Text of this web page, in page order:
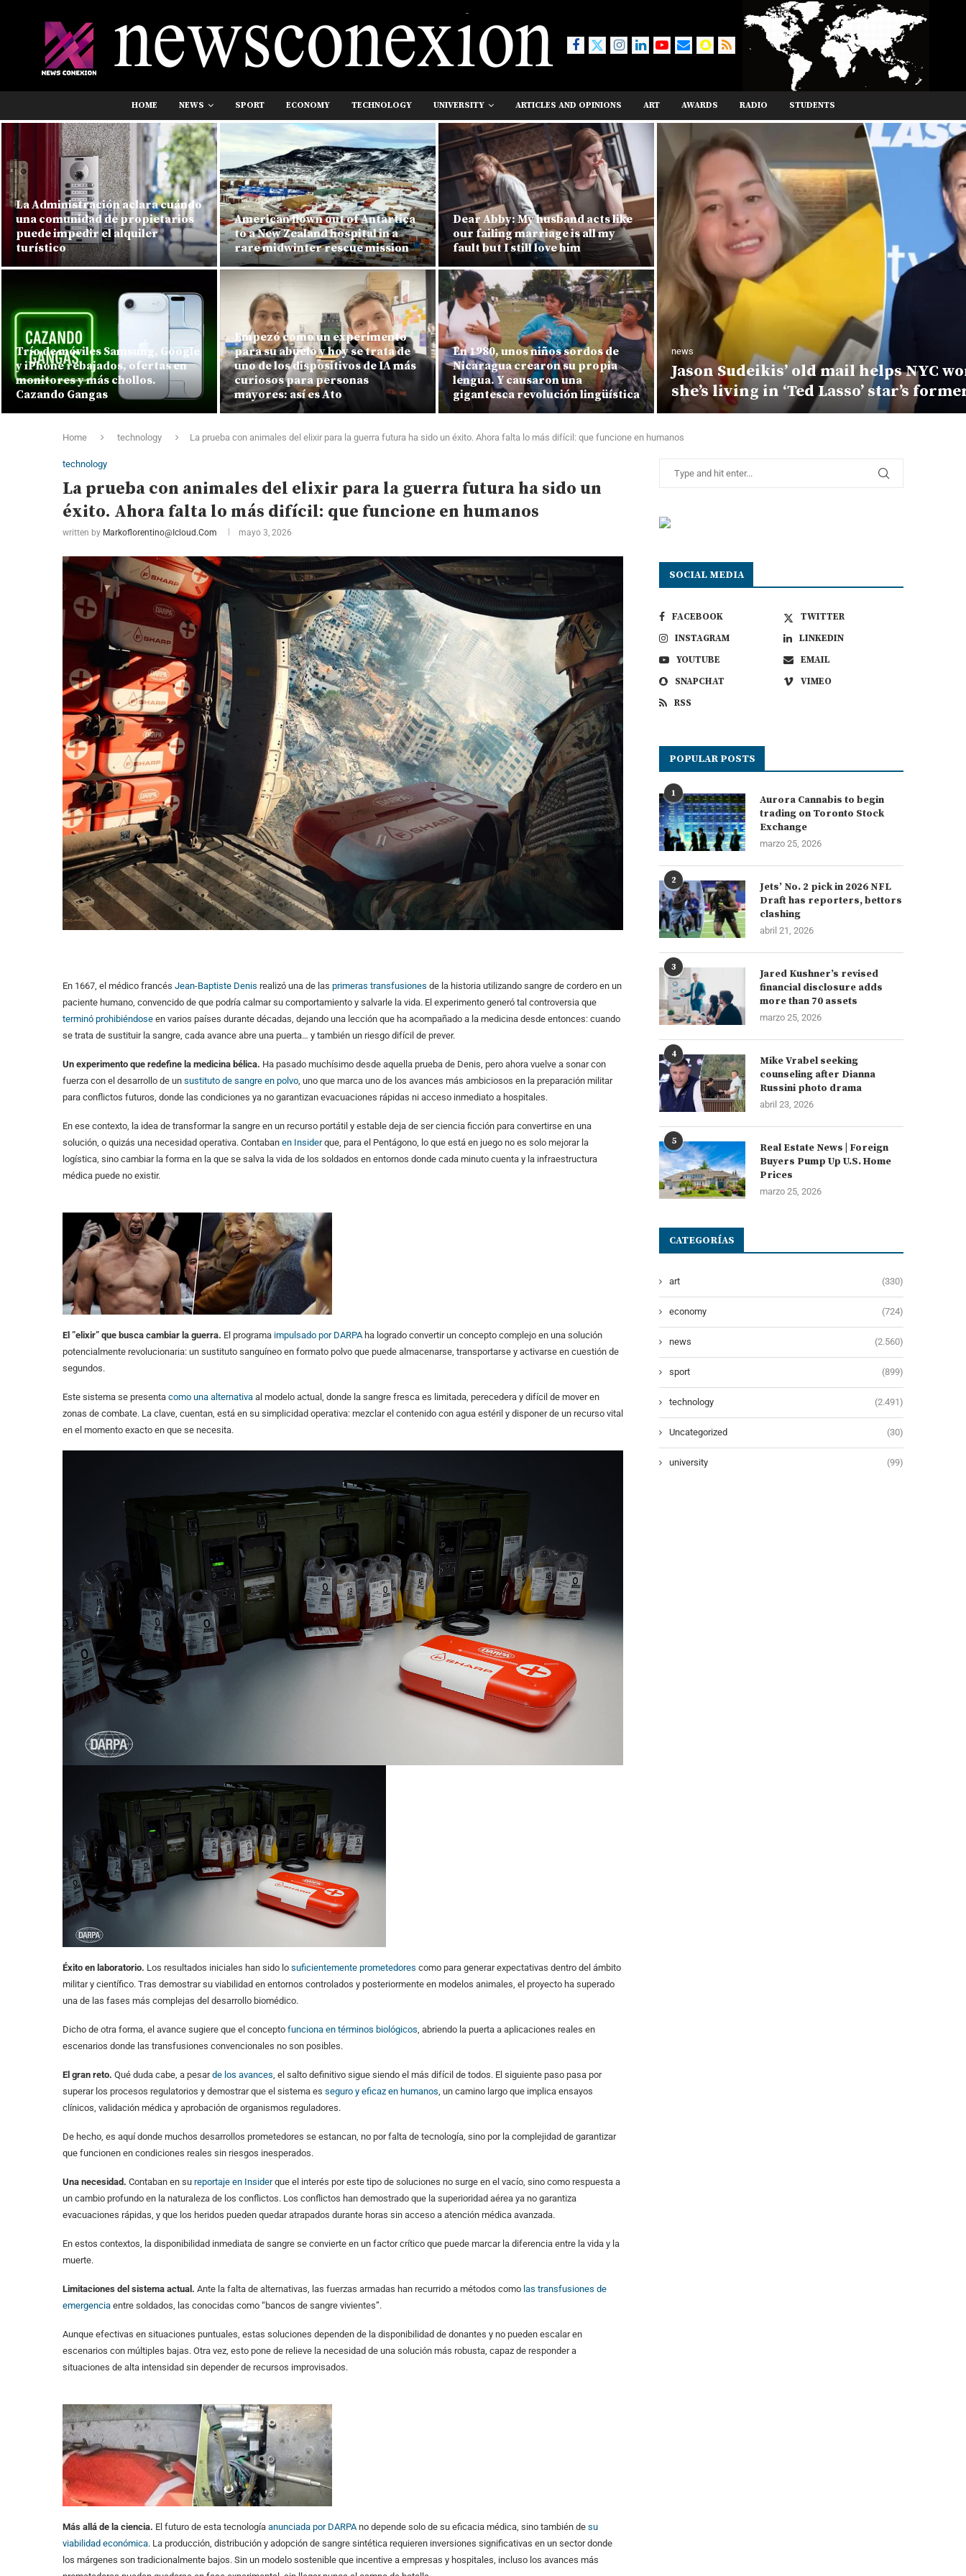
HOME NEWS SPORT ECONOMY TECHNOLOGY UNIVERSITY ARTICLES AND OPINIONS ART AWARDS RADIO STUDENTS
La Administración aclara cuándo
una comunidad de propietarios
puede impedir el alquiler
turístico
Trío de móviles Samsung, Google
y iPhone rebajados, ofertas en
monitores y más chollos.
Cazando Gangas
American flown out of Antartica
to a New Zealand hospital in a
rare midwinter rescue mission
Empezó como un experimento
para su abuelo y hoy se trata de
uno de los dispositivos de IA más
curiosos para personas
mayores: así es Ato
Dear Abby: My husband acts like
our failing marriage is all my
fault but I still love him
En 1980, unos niños sordos de
Nicaragua crearon su propia
lengua. Y causaron una
gigantesca revolución lingüística
news
Jason Sudeikis’ old mail helps NYC
she’s living in ‘Ted Lasso’ star’s
Home technology La prueba con animales del elixir para la guerra futura ha sido un éxito. Ahora falta lo más difícil: que funcione en humanos
technology
La prueba con animales del elixir para la guerra futura ha sido un
éxito. Ahora falta lo más difícil: que funcione en humanos
written by Markoflorentino@icloud.com mayo 3, 2026
En 1667, el médico francés Jean-Baptiste Denis realizó una de las primeras transfusiones de la historia utilizando sangre de cordero en un
paciente humano, convencido de que podría calmar su comportamiento y salvarle la vida. El experimento generó tal controversia que
terminó prohibiéndose en varios países durante décadas, dejando una lección que ha acompañado a la medicina desde entonces: cuando
se trata de sustituir la sangre, cada avance abre una puerta… y también un riesgo difícil de prever.
Un experimento que redefine la medicina bélica. Ha pasado muchísimo desde aquella prueba de Denis, pero ahora vuelve a sonar con
fuerza con el desarrollo de un sustituto de sangre en polvo , uno que marca uno de los avances más ambiciosos en la preparación militar
para conflictos futuros, donde las condiciones ya no garantizan evacuaciones rápidas ni acceso inmediato a hospitales.
En ese contexto, la idea de transformar la sangre en un recurso portátil y estable deja de ser ciencia ficción para convertirse en una
solución, o quizás una necesidad operativa. Contaban en Insiderque, para el Pentágono, lo que está en juego no es solo mejorar la
logística, sino cambiar la forma en la que se salva la vida de los soldados en entornos donde cada minuto cuenta y la infraestructura
médica puede no existir.
El ”elixir” que busca cambiar la guerra. El programa impulsado por DARPA ha logrado convertir un concepto complejo en una solución
potencialmente revolucionaria: un sustituto sanguíneo en formato polvo que puede almacenarse, transportarse y activarse en cuestión de
segundos.
Este sistema se presenta como una alternativa al modelo actual, donde la sangre fresca es limitada, perecedera y difícil de mover en
zonas de combate. La clave, cuentan, está en su simplicidad operativa: mezclar el contenido con agua estéril y disponer de un recurso vital
en el momento exacto en que se necesita.
Éxito en laboratorio. Los resultados iniciales han sido lo suficientemente prometedores como para generar expectativas dentro del ámbito
militar y científico. Tras demostrar su viabilidad en entornos controlados y posteriormente en modelos animales, el proyecto ha superado
una de las fases más complejas del desarrollo biomédico.
Dicho de otra forma, el avance sugiere que el concepto funciona en términos biológicos, abriendo la puerta a aplicaciones reales en
escenarios donde las transfusiones convencionales no son posibles.
El gran reto. Qué duda cabe, a pesarde los avances, el salto definitivo sigue siendo el más difícil de todos. El siguiente paso pasa por
superar los procesos regulatorios y demostrar que el sistema es seguro y eficaz en humanos, un camino largo que implica ensayos
clínicos, validación médica y aprobación de organismos reguladores.
De hecho, es aquí donde muchos desarrollos prometedores se estancan, no por falta de tecnología, sino por la complejidad de garantizar
que funcionen en condiciones reales sin riesgos inesperados.
Una necesidad. Contaban en su reportaje en Insiderque el interés por este tipo de soluciones no surge en el vacío, sino como respuesta a
un cambio profundo en la naturaleza de los conflictos. Los conflictos han demostrado que la superioridad aérea ya no garantiza
evacuaciones rápidas, y que los heridos pueden quedar atrapados durante horas sin acceso a atención médica avanzada.
En estos contextos, la disponibilidad inmediata de sangre se convierte en un factor crítico que puede marcar la diferencia entre la vida y la
muerte.
Limitaciones del sistema actual. Ante la falta de alternativas, las fuerzas armadas han recurrido a métodos como las transfusiones de
emergencia entre soldados, las conocidas como “bancos de sangre vivientes”.
Aunque efectivas en situaciones puntuales, estas soluciones dependen de la disponibilidad de donantes y no pueden escalar en
escenarios con múltiples bajas. Otra vez, esto pone de relieve la necesidad de una solución más robusta, capaz de responder a
situaciones de alta intensidad sin depender de recursos improvisados.
Más allá de la ciencia. El futuro de esta tecnología anunciada por DARPAno depende solo de su eficacia médica, sino también de su
viabilidad económica. La producción, distribución y adopción de sangre sintética requieren inversiones significativas en un sector donde
los márgenes son tradicionalmente bajos. Sin un modelo sostenible que incentive a empresas y hospitales, incluso los avances más
SOCIAL MEDIA
FACEBOOK
TWITTER
INSTAGRAM
LINKEDIN
YOUTUBE
EMAIL
SNAPCHAT
VIMEO
RSS
POPULAR POSTS
1
Aurora Cannabis to begin
trading on Toronto Stock
Exchange
marzo 25, 2026
2
Jets’ No. 2 pick in 2026 NFL
Draft has reporters, bettors
clashing
abril 21, 2026
3
Jared Kushner’s revised
financial disclosure adds
more than 70 assets
marzo 25, 2026
4
Mike Vrabel seeking
counseling after Dianna
Russini photo drama
abril 23, 2026
5
Real Estate News | Foreign
Buyers Pump Up U.S. Home
Prices
marzo 25, 2026
CATEGORÍAS
art (330)
economy (724)
news (2.560)
sport (899)
technology (2.491)
Uncategorized (30)
university (99)